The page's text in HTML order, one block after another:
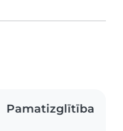
Pamatizglītība